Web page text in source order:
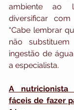
ambiente
diversificar com
“Cabe lembrar
não
ingestão de
a especialista.
A nutricionista
fáceis de fazer